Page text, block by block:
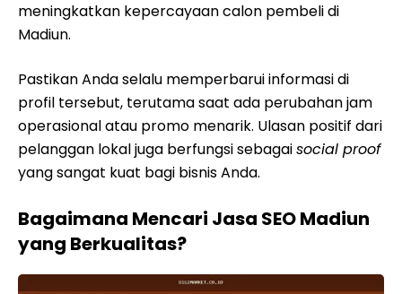
meningkatkan kepercayaan calon pembeli di
Madiun.
Pastikan Anda selalu memperbarui informasi di
profil tersebut, terutama saat ada perubahan jam
operasional atau promo menarik. Ulasan positif dari
pelanggan lokal juga berfungsi sebagaisocial proof
yang sangat kuat bagi bisnis Anda.
Bagaimana Mencari Jasa SEO Madiun
yang Berkualitas?